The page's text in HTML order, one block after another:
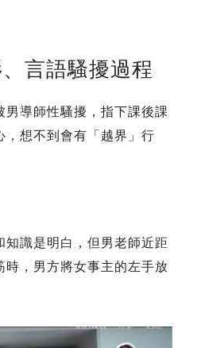
言語騷擾過程
導師性騷擾，指下課後課
，想不到會有「越界」行
識是明白，但男老師近距
，男方將女事主的左手放